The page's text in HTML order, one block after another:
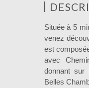
Située à 5
venez
est
avec
donnant sur
Belles